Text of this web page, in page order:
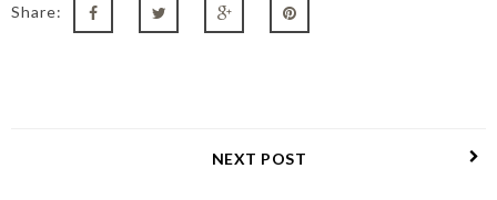
Share:
NEXT POST